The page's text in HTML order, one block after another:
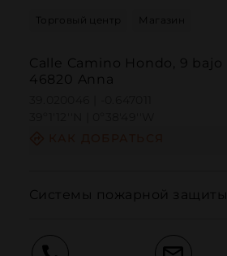
Торговый центр Магазин
Calle Camino Hondo, 9 bajo
46820 Anna
Системы пожарной защиты